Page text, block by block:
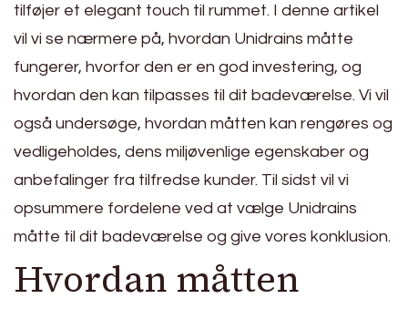
tilføjer et elegant touch til rummet. I denne artikel
vil vi se nærmere på, hvordan Unidrains måtte
fungerer, hvorfor den er en god investering, og
hvordan den kan tilpasses til dit badeværelse. Vi vil
også undersøge, hvordan måtten kan rengøres og
vedligeholdes, dens miljøvenlige egenskaber og
anbefalinger fra tilfredse kunder. Til sidst vil vi
opsummere fordelene ved at vælge Unidrains
måtte til dit badeværelse og give vores konklusion.
Hvordan måtten